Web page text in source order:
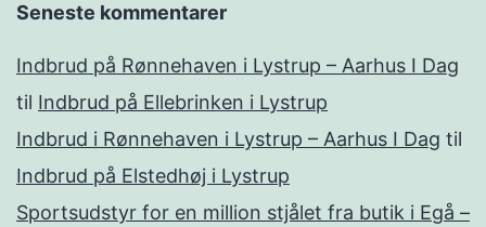
Seneste kommentarer
Indbrud på Rønnehaven i Lystrup – Aarhus I Dag
til Indbrud på Ellebrinken i Lystrup
Indbrud i Rønnehaven i Lystrup – Aarhus I Dag til
Indbrud på Elstedhøj i Lystrup
Sportsudstyr for en million stjålet fra butik i Egå –